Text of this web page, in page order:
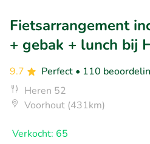
Fietsarrangement
+ gebak + lunch bij
9.7 Perfect • 110
Heren 52
Voorhout (431km)
Verkocht: 65